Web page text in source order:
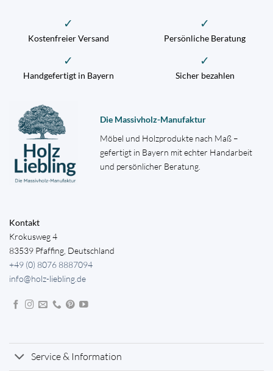
✓
Kostenfreier Versand
✓
Persönliche Beratung
✓
Handgefertigt in Bayern
✓
Sicher bezahlen
Die Massivholz-Manufaktur
Möbel und Holzprodukte nach Maß –
gefertigt in Bayern mit echter Handarbeit
und persönlicher Beratung.
Kontakt
Krokusweg 4
83539 Pfaffing, Deutschland
+49 (0) 8076 8887094
info@holz-liebling.de
Service & Information